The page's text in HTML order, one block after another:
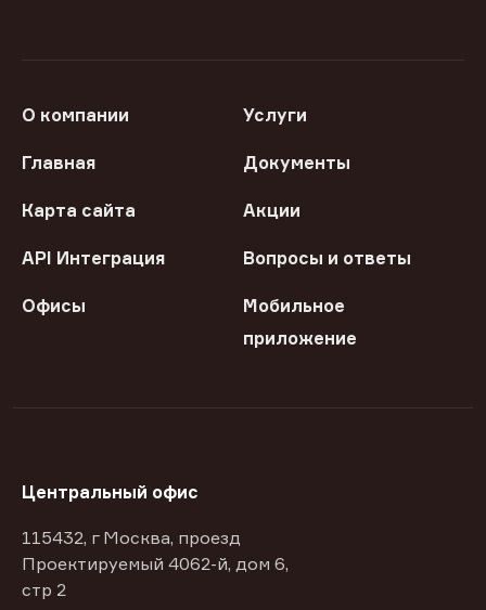
О компании Услуги
Главная Документы
Карта сайта Акции
API Интеграция Вопросы и ответы
Офисы
Мобильное
приложение
Центральный офис
115432, г Москва, проезд
Проектируемый 4062-й, дом 6,
стр 2